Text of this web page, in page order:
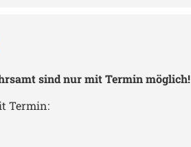
sind nur mit Termin möglich!
Termin: